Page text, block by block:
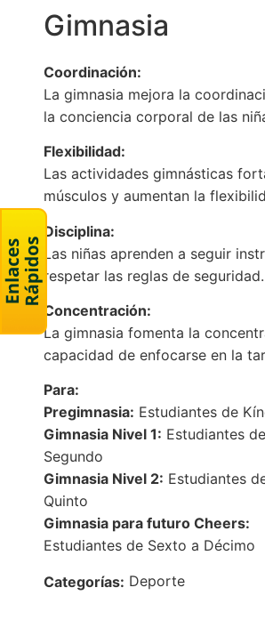
Gimnasia
Coordinación:
La gimnasia mejora la
la conciencia corporal de las
Flexibilidad:
Las actividades gimnásticas
músculos y aumentan la
Disciplina:
Las niñas aprenden a seguir
respetar las reglas de seguridad.
Concentración:
La gimnasia fomenta la
capacidad de enfocarse en la
Para:
Pregimnasia: Estudiantes de
Gimnasia Nivel 1: Estudiantes
Segundo
Gimnasia Nivel 2: Estudiantes
Quinto
Gimnasia para futuro Cheers:
Estudiantes de Sexto a Décimo
Categorías: Deporte